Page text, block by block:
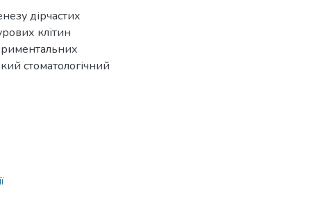
дірчастих
клітин
стоматологічний